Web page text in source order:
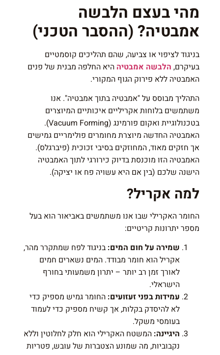
מהי בעצם הלבשה
אמבטיה? (ההסבר הטכני)
בניגוד לציפוי או צביעה, שהם תהליכים קוסמטיים
בעיקרם, הלבשה אמבטיההיא החלפה מבנית של פנים
האמבטיה ללא פירוק הגוף המקורי.
התהליך מבוסס על "אמבטיה בתוך אמבטיה". אנו
משתמשים בלוחות אקריליים איכותיים המיוצרים
בטכנולוגיית ואקום פורמינג (Vacuum Forming).
האמבטיה החדשה מיוצרת מחומרים פולימריים גמישים
אך חזקים מאוד, המחוזקים בסיבי זכוכית (פיברגלס).
האמבטיה הזו מוכנסת בדיוק כירורגי לתוך האמבטיה
הישנה שלכם (בין אם היא עשויה פח או יציקה).
למה אקריל?
החומר האקרילי שבו אנו משתמשים באביאור הוא בעל
מספר יתרונות קריטיים:
שמירה על חום המים:בניגוד לפח שמתקרר מהר,
אקריל הוא חומר מבודד. המים נשארים חמים
לאורך זמן רב יותר – יתרון משמעותי בחורף
הישראלי.
עמידות בפני זעזועים:החומר גמיש מספיק כדי
לא להיסדק בקלות, אך קשיח מספיק כדי לעמוד
בעומסי משקל.
היגיינה:המשטח האקרילי הוא חלק לחלוטין וללא
נקבוביות, מה שמונע הצטברות של עובש, פטריות